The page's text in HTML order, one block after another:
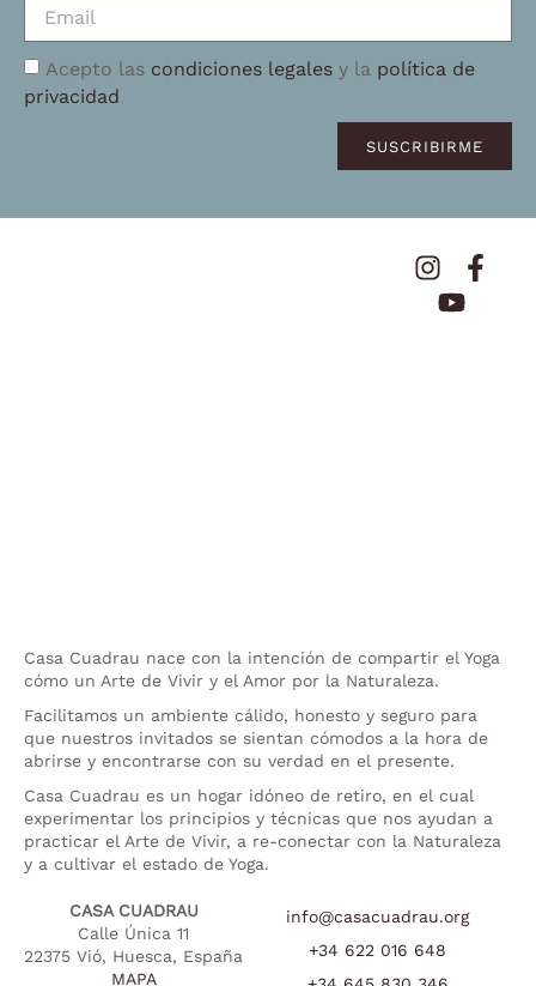
Acepto las condiciones legales y la política de
privacidad
SUSCRIBIRME
Casa Cuadrau nace con la intención de compartir el Yoga
cómo un Arte de Vivir y el Amor por la Naturaleza.
Facilitamos un ambiente cálido, honesto y seguro para
que nuestros invitados se sientan cómodos a la hora de
abrirse y encontrarse con su verdad en el presente.
Casa Cuadrau es un hogar idóneo de retiro, en el cual
experimentar los principios y técnicas que nos ayudan a
practicar el Arte de Vivir, a re-conectar con la Naturaleza
y a cultivar el estado de Yoga.
CASA CUADRAU
Calle Única 11
22375 Vió, Huesca, España
MAPA
info@casacuadrau.org
+34 622 016 648